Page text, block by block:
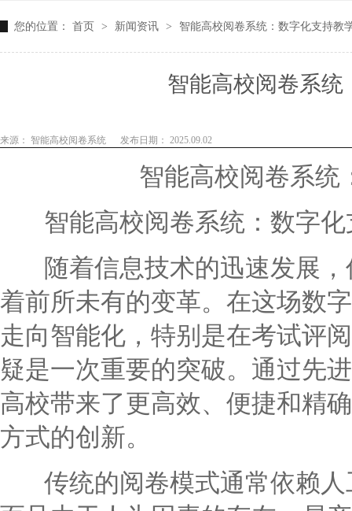
您的位置： 首页 > 新闻资讯 > 智能高校阅卷系统：数字化支持教
智能高校阅卷系
来源： 智能高校阅卷系统 发布日期： 2025.09.02
智能高校阅卷系统
智能高校阅卷系统：数字化
随着信息技术的迅速发展，
着前所未有的变革。在这场数
走向智能化，特别是在考试评
疑是一次重要的突破。通过先
高校带来了更高效、便捷和精
方式的创新。
传统的阅卷模式通常依赖人